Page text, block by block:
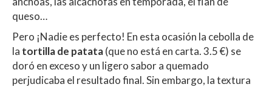
queso…
Pero ¡Nadie es perfecto! En esta ocasión la cebolla de
la tortilla de patata(que no está en carta. 3.5 €) se
doró en exceso y un ligero sabor a quemado
perjudicaba el resultado final. Sin embargo, la textura